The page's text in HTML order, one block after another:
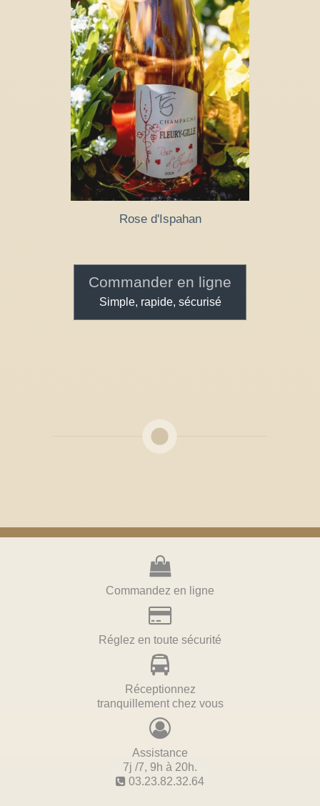
Rose d'Ispahan
Commander en ligne
Simple, rapide, sécurisé
Commandez en ligne
Réglez en toute sécurité
Réceptionnez
tranquillement chez vous
Assistance
7j /7, 9h à 20h.
03.23.82.32.64